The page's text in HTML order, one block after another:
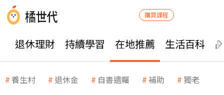
購買課程
退休理財 持續學習 在地推薦 生活百科
養生村 退休金 自書遺囑 補助 獨老